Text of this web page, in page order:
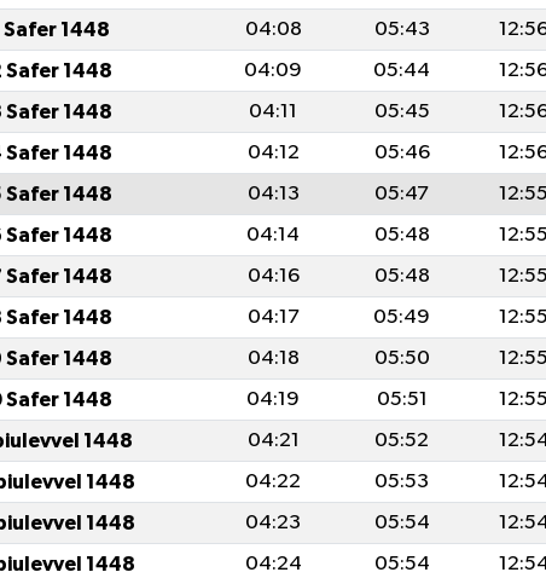
Safer 1448 04:08 05:43
Safer 1448 04:09 05:44
Safer 1448 04:11 05:45
Safer 1448 04:12 05:46
Safer 1448 04:13 05:47 12:55
Safer 1448 04:14 05:48 12:55
Safer 1448 04:16 05:48 12:55
Safer 1448 04:17 05:49 12:55
Safer 1448 04:18 05:50 12:55
Safer 1448 04:19 05:51 12:55
1448 04:21 05:52
1448 04:22 05:53
1448 04:23 05:54
1448 04:24 05:54